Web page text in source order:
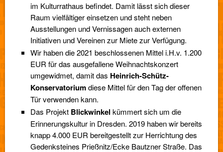
im Kulturrathaus befindet. Damit lässt sich dieser
Raum vielfältiger einsetzen und steht neben
Ausstellungen und Vernissagen auch externen
Initiativen und Vereinen zur Miete zur Verfügung.
Wir haben die 2021 beschlossenen Mittel i.H.v. 1.200
EUR für das ausgefallene Weihnachtskonzert
umgewidmet, damit das Heinrich-Schütz-
Konservatoriumdiese Mittel für den Tag der offenen
Tür verwenden kann.
Das Projekt Blickwinkel kümmert sich um die
Erinnerungskultur in Dresden. 2019 haben wir bereits
knapp 4.000 EUR bereitgestellt zur Herrichtung des
Gedenksteines Prießnitz/Ecke Bautzner Straße. Das